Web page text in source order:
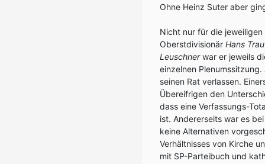
Ohne Heinz Suter aber
Nicht nur für die
Oberstdivisionär Hans
Leuschnerwar er jeweils
einzelnen
seinen Rat verlassen.
Übereifrigen den
dass eine Verfassungs-
ist. Andererseits war es
keine Alternativen
Verhältnisses von Kirche
mit SP-Parteibuch und